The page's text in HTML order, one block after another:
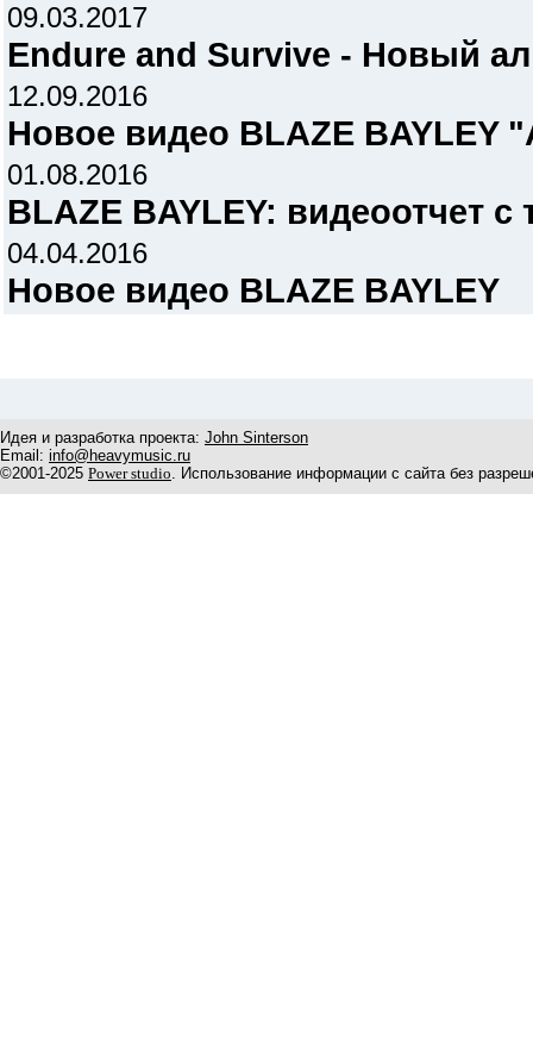
09.03.2017
Endure and Survive - Новый
12.09.2016
Новое видео BLAZE BAYLEY
01.08.2016
BLAZE BAYLEY: видеоотчет
04.04.2016
Новое видео BLAZE BAYLEY
Идея и разработка проекта: John Sinterson
Email: info@heavymusic.ru
©2001-2025 Power studio. Использование информации с сайта без